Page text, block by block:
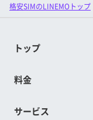
格安SIMのLINEMOトップ
トップ
料金
サービス